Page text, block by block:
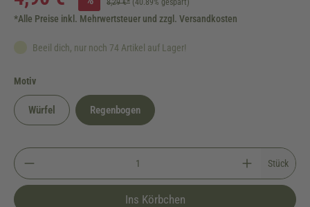
8,29 €* (40.89% gespart)
*Alle Preise inkl. Mehrwertsteuer und zzgl. Versandkosten
Beeil dich, nur noch 74 Artikel auf Lager!
Motivauswählen
Würfel Regenbogen
Stück
Ins Körbchen